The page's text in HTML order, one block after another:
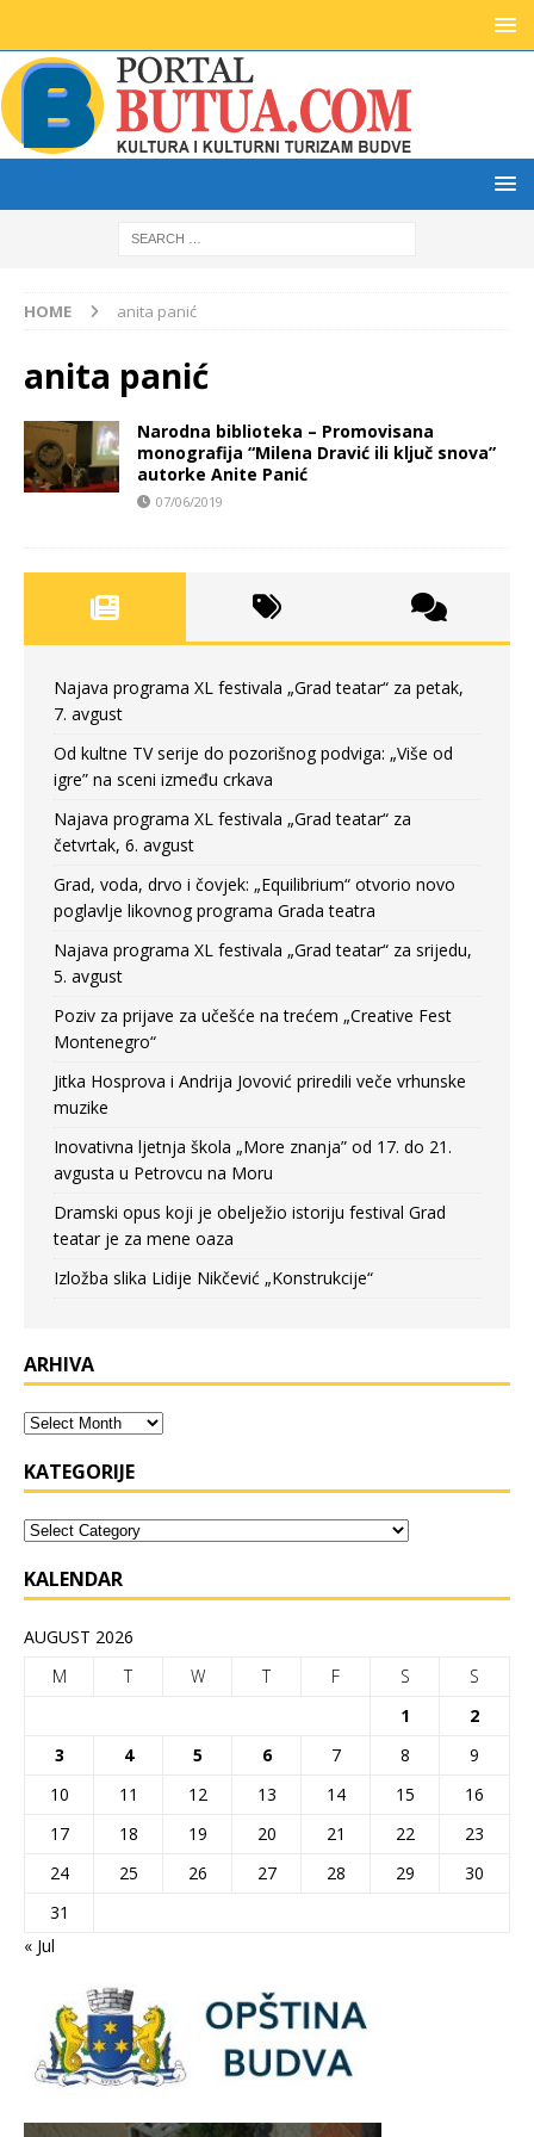
HOME anita panić
anita panić
Narodna biblioteka – Promovisana
monografija “Milena Dravić ili ključ snova”
autorke Anite Panić
07/06/2019
Najava programa XL festivala „Grad teatar“ za petak,
7. avgust
Od kultne TV serije do pozorišnog podviga: „Više od
igre” na sceni između crkava
Najava programa XL festivala „Grad teatar“ za
četvrtak, 6. avgust
Grad, voda, drvo i čovjek: „Equilibrium“ otvorio novo
poglavlje likovnog programa Grada teatra
Najava programa XL festivala „Grad teatar“ za srijedu,
5. avgust
Poziv za prijave za učešće na trećem „Creative Fest
Montenegro“
Jitka Hosprova i Andrija Jovović priredili veče vrhunske
muzike
Inovativna ljetnja škola „More znanja” od 17. do 21.
avgusta u Petrovcu na Moru
Dramski opus koji je obelježio istoriju festival Grad
teatar je za mene oaza
Izložba slika Lidije Nikčević „Konstrukcije“
ARHIVA
KATEGORIJE
KALENDAR
AUGUST 2026
M
T W T F S
S
1
2
3
4 5 6 7 8
9
10
11 12 13 14 15
16
17
18 19 20 21 22
23
24
25 26 27 28 29
30
31
« Jul